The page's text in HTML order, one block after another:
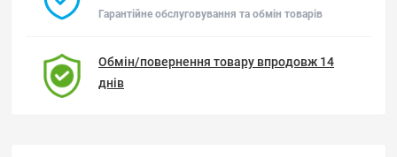
Гарантійне обслуговування та обмін товарів
Обмін/повернення товару впродовж 14
днів